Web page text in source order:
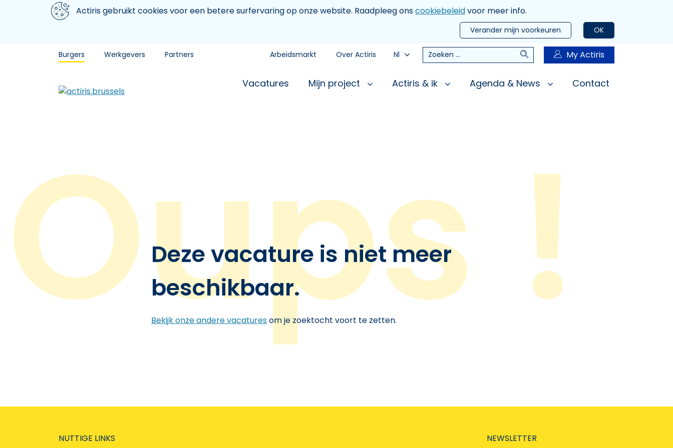
Aller au contenu principal
We gebruiken cookiesActiris gebruikt cookies voor een betere surfervaring op onze website. Raadpleeg onscookiebeleidvoor meer info.
OK
Verander mijn voorkeuren
Burgers Werkgevers Partners Arbeidsmarkt Over Actiris Nl Zoeken Zoeken My Actiris
Vacatures Mijn project Actiris & ik Agenda & News Contact
Deze vacature is niet meer
beschikbaar.
Bekijk onze andere vacaturesom je zoektocht voort te zetten.
NUTTIGE LINKS NEWSLETTER